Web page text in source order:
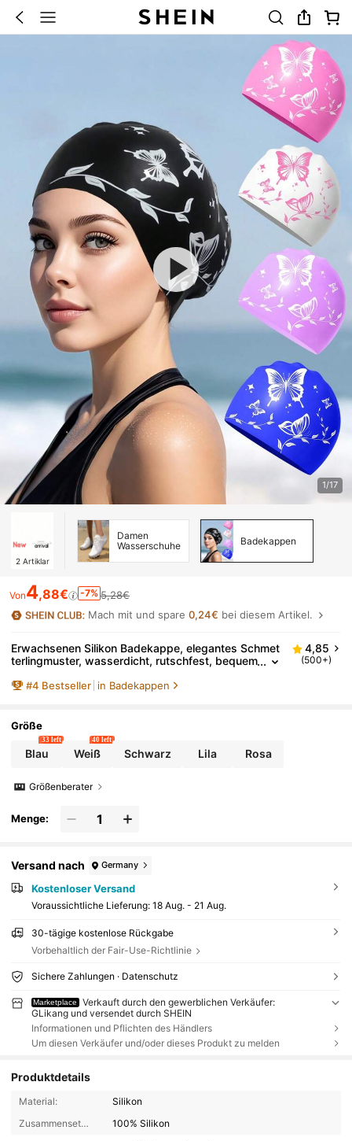
1/17
2 Artiklar
Damen
Wasserschuhe
Badekappen
Von4,88€ -7% 5,28€
Mach mit und spare0,24€ bei diesem Artikel.
Erwachsenen Silikon Badekappe, elegantes Schmet
terlingmuster, wasserdicht, rutschfest, bequem
4,85
(500+)
#4 Bestseller in Badekappen
Größe
Blau
33 left
Weiß
40 left
Schwarz Lila Rosa
Größenberater
Menge:
Versand nach Germany
Kostenloser Versand
Voraussichtliche Lieferung: 18 Aug. - 21 Aug.
30-tägige kostenlose Rückgabe
Vorbehaltlich der Fair-Use-Richtlinie
Sichere Zahlungen · Datenschutz
Marketplace
Verkauft durch den gewerblichen Verkäufer:
GLikang und versendet durch SHEIN
Informationen und Pflichten des Händlers
Um diesen Verkäufer und/oder dieses Produkt zu melden
Produktdetails
Material:
Silikon
Zusammensetzung:
100% Silikon